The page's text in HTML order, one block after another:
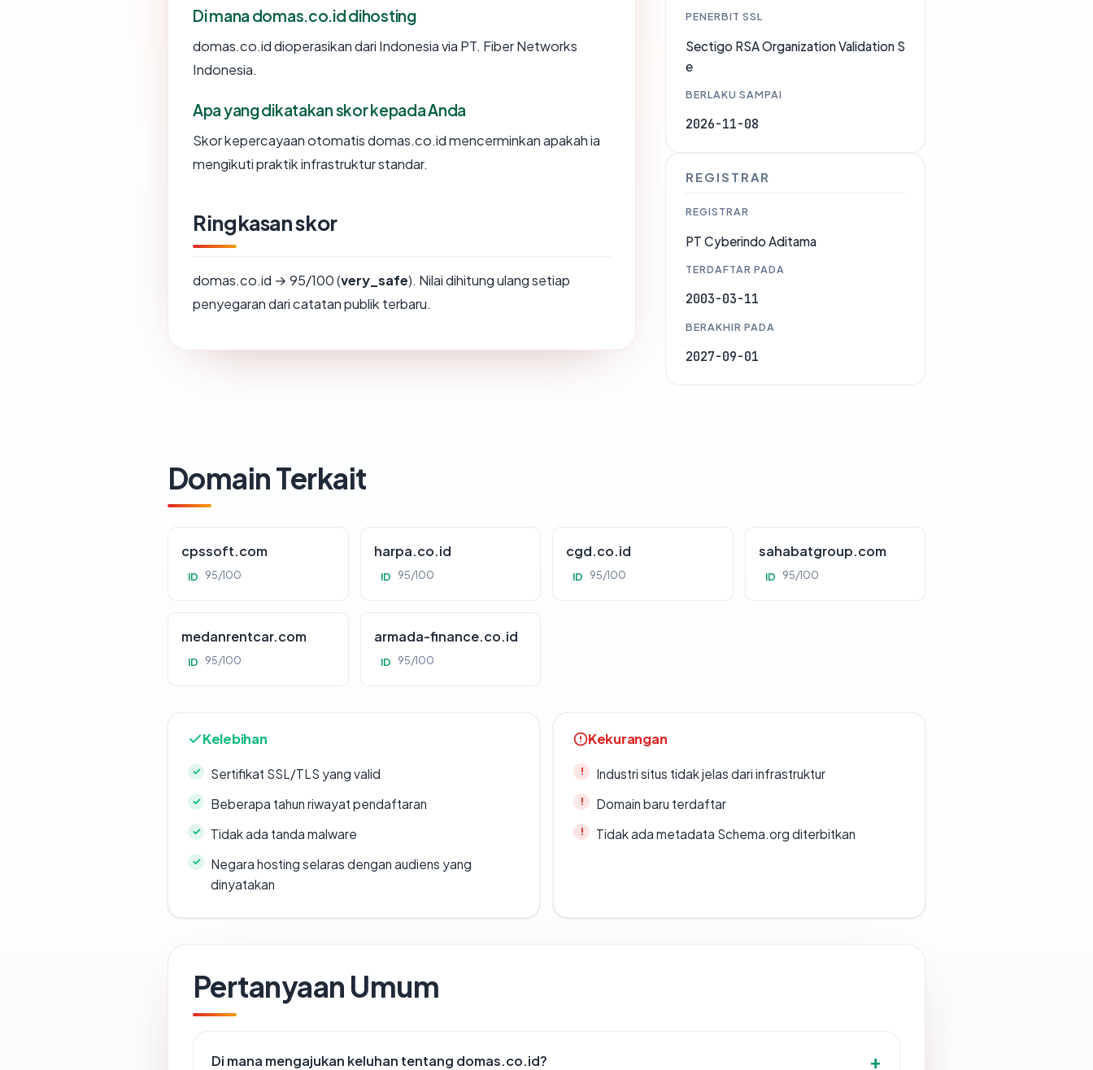
Di mana domas.co.id dihosting
domas.co.id dioperasikan dari Indonesia via PT. Fiber Networks
Indonesia.
Apa yang dikatakan skor kepada Anda
Skor kepercayaan otomatis domas.co.id mencerminkan apakah ia
mengikuti praktik infrastruktur standar.
Ringkasan skor
domas.co.id → 95/100 (very_safe). Nilai dihitung ulang setiap
penyegaran dari catatan publik terbaru.
PENERBIT SSL
Sectigo RSA Organization Validation S
e
BERLAKU SAMPAI
2026-11-08
REGISTRAR
REGISTRAR
PT Cyberindo Aditama
TERDAFTAR PADA
2003-03-11
BERAKHIR PADA
2027-09-01
Domain Terkait
cpssoft.com
ID 95/100
harpa.co.id
ID 95/100
cgd.co.id
ID 95/100
sahabatgroup.com
ID 95/100
medanrentcar.com
ID 95/100
armada-finance.co.id
ID 95/100
Kelebihan
Sertifikat SSL/TLS yang valid
Beberapa tahun riwayat pendaftaran
Tidak ada tanda malware
Negara hosting selaras dengan audiens yang
dinyatakan
Kekurangan
Industri situs tidak jelas dari infrastruktur
Domain baru terdaftar
Tidak ada metadata Schema.org diterbitkan
Pertanyaan Umum
Di mana mengajukan keluhan tentang domas.co.id?